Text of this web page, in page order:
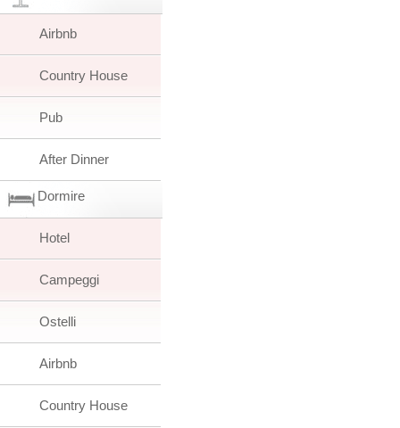
Airbnb
Country House
Pub
After Dinner
Dormire
Hotel
Campeggi
Ostelli
Airbnb
Country House